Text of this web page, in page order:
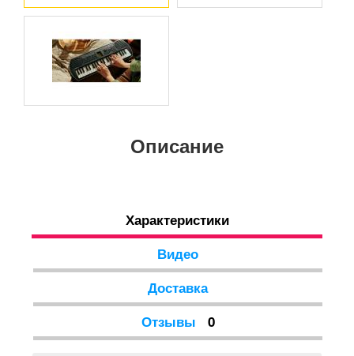
Описание
Характеристики
Видео
Доставка
Отзывы
0